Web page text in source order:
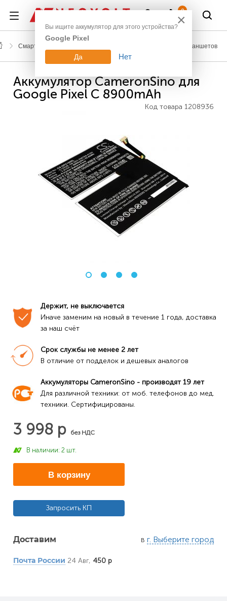
0
Смартфоны, планшеты, гаджеты Аккумуляторы для планшетов
Аккумулятор CameronSino для
Google Pixel C 8900mAh
Код товара 1208936
Держит, не выключается
Иначе заменим на новый в течение 1 года, доставка
за наш счёт
Срок службы не менее 2 лет
В отличие от подделок и дешевых аналогов
Аккумуляторы CameronSino - производят 19 лет
Для различной техники: от моб. телефонов до мед.
техники. Сертифицированы.
3 998 р без НДС
В наличии: 2 шт.
В корзину
Запросить КП
Доставим в г. Выберите город
Почта России 24 Авг, 450 р
×
Вы ищите аккумулятор для этого устройства?
Google Pixel
Да Нет